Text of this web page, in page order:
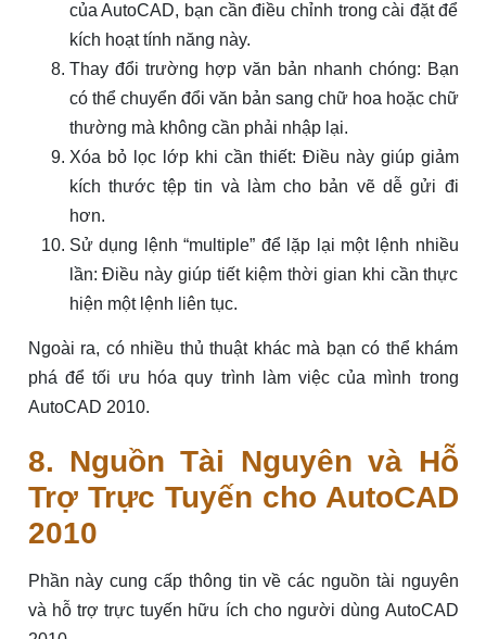
của AutoCAD, bạn cần điều chỉnh trong cài đặt để
kích hoạt tính năng này.
Thay đổi trường hợp văn bản nhanh chóng: Bạn
có thể chuyển đổi văn bản sang chữ hoa hoặc chữ
thường mà không cần phải nhập lại.
Xóa bỏ lọc lớp khi cần thiết: Điều này giúp giảm
kích thước tệp tin và làm cho bản vẽ dễ gửi đi
hơn.
Sử dụng lệnh “multiple” để lặp lại một lệnh nhiều
lần: Điều này giúp tiết kiệm thời gian khi cần thực
hiện một lệnh liên tục.
Ngoài ra, có nhiều thủ thuật khác mà bạn có thể khám
phá để tối ưu hóa quy trình làm việc của mình trong
AutoCAD 2010.
8. Nguồn Tài Nguyên và Hỗ
Trợ Trực Tuyến cho AutoCAD
2010
Phần này cung cấp thông tin về các nguồn tài nguyên
và hỗ trợ trực tuyến hữu ích cho người dùng AutoCAD